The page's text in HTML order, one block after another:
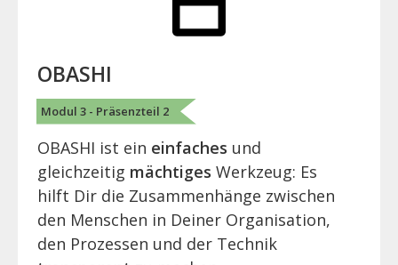
OBASHI
Modul 3 - Präsenzteil 2
OBASHI ist ein einfaches und
gleichzeitig mächtiges Werkzeug: Es
hilft Dir die Zusammenhänge zwischen
den Menschen in Deiner Organisation,
den Prozessen und der Technik